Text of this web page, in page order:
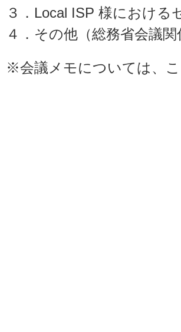
３．Local ISP 様におけ
４．その他（総務省会議関
※会議メモについては、